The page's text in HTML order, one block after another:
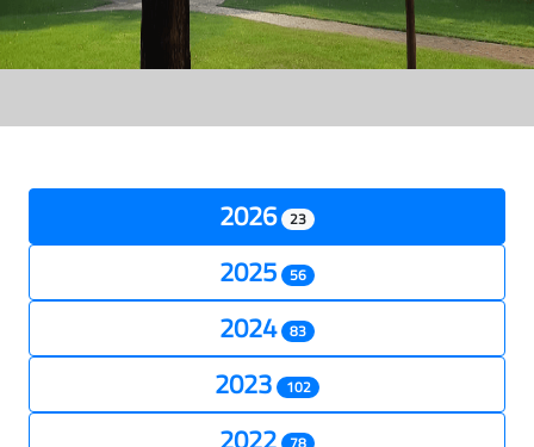
2026 23
2025 56
2024 83
2023 102